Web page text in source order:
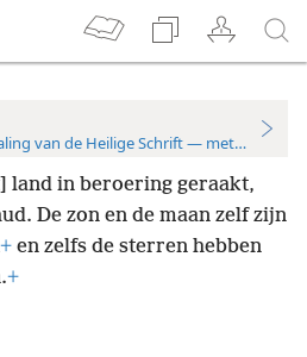
van de Heilige Schrift — met
land in beroering geraakt,
De zon en de maan zelf zijn
+ en zelfs de sterren hebben
+